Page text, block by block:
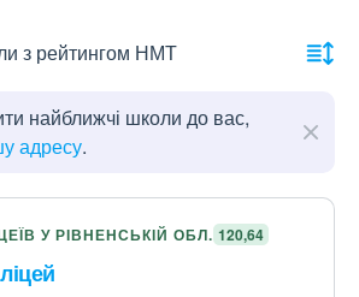
з рейтингом НМТ
найближчі школи до вас,
адресу.
У РІВНЕНСЬКІЙ ОБЛ. 120,64